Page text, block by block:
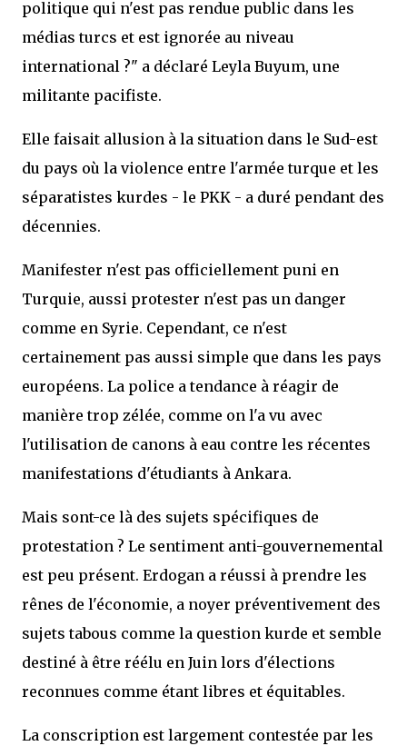
politique qui n'est pas rendue public dans les
médias turcs et est ignorée au niveau
international ?" a déclaré Leyla Buyum, une
militante pacifiste.
Elle faisait allusion à la situation dans le Sud-est
du pays où la violence entre l'armée turque et les
séparatistes kurdes - le PKK - a duré pendant des
décennies.
Manifester n'est pas officiellement puni en
Turquie, aussi protester n'est pas un danger
comme en Syrie. Cependant, ce n'est
certainement pas aussi simple que dans les pays
européens. La police a tendance à réagir de
manière trop zélée, comme on l'a vu avec
l'utilisation de canons à eau contre les récentes
manifestations d'étudiants à Ankara.
Mais sont-ce là des sujets spécifiques de
protestation ? Le sentiment anti-gouvernemental
est peu présent. Erdogan a réussi à prendre les
rênes de l'économie, a noyer préventivement des
sujets tabous comme la question kurde et semble
destiné à être réélu en Juin lors d'élections
reconnues comme étant libres et équitables.
La conscription est largement contestée par les